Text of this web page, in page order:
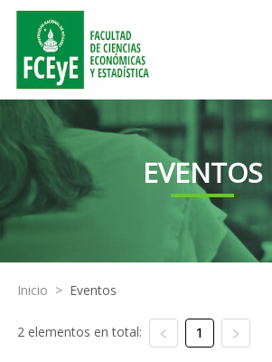
EVENTOS
Inicio > Eventos
2 elementos en total: 1